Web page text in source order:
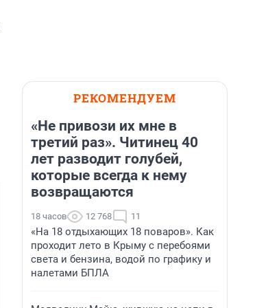
РЕКОМЕНДУЕМ
«Не привози их мне в
третий раз». Читинец 40
лет разводит голубей,
которые всегда к нему
возвращаются
18 часов 12 768 11
«На 18 отдыхающих 18 поваров». Как
проходит лето в Крыму с перебоями
света и бензина, водой по графику и
налетами БПЛА